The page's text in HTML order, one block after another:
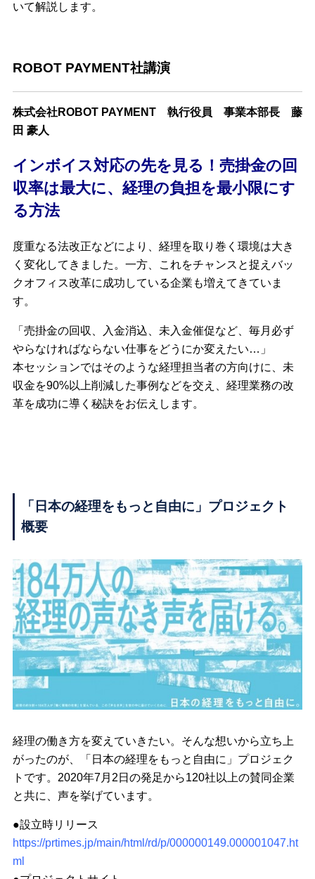
いて解説します。
ROBOT PAYMENT社講演
株式会社ROBOT PAYMENT 執行役員 事業本部長 藤
田 豪人
インボイス対応の先を見る！売掛金の回
収率は最大に、経理の負担を最小限にす
る方法
度重なる法改正などにより、経理を取り巻く環境は大き
く変化してきました。一方、これをチャンスと捉えバッ
クオフィス改革に成功している企業も増えてきていま
す。
「売掛金の回収、入金消込、未入金催促など、毎月必ず
やらなければならない仕事をどうにか変えたい…」
本セッションではそのような経理担当者の方向けに、未
収金を90%以上削減した事例などを交え、経理業務の改
革を成功に導く秘訣をお伝えします。
「日本の経理をもっと自由に」プロジェクト
概要
経理の働き方を変えていきたい。そんな想いから立ち上
がったのが、「日本の経理をもっと自由に」プロジェク
トです。2020年7月2日の発足から120社以上の賛同企業
と共に、声を挙げています。
●設立時リリース
https://prtimes.jp/main/html/rd/p/000000149.000001047.ht
ml